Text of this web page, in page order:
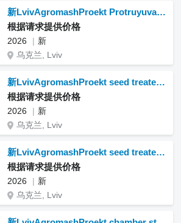
新LvivAgromashProekt Protruyuvach PNSh-5 (P) “Gospodar”
根据请求提供价格
2026
新
乌克兰, Lviv
新LvivAgromashProekt seed treater PNSh-3-01(P) (for big bags)
根据请求提供价格
2026
新
乌克兰, Lviv
新LvivAgromashProekt seed treater PNSh-3 (P)“FARMER”
根据请求提供价格
2026
新
乌克兰, Lviv